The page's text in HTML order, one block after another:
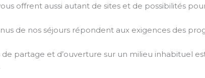
offrent aussi autant de sites et de possibilités
de nos séjours répondent aux exigences des
partage et d’ouverture sur un milieu inhabituel